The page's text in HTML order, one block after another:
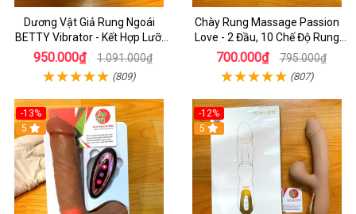
Dương Vật Giả Rung Ngoái
BETTY Vibrator - Kết Hợp Lưỡi
Liếm 2 Đầu Và Toả Nhiệt
950.000₫ 1.091.000₫
(809)
Chày Rung Massage Passion
Love - 2 Đầu, 10 Chế Độ Rung
Cực Mạnh
700.000₫ 795.000₫
(807)
-13%
5
-12%
5